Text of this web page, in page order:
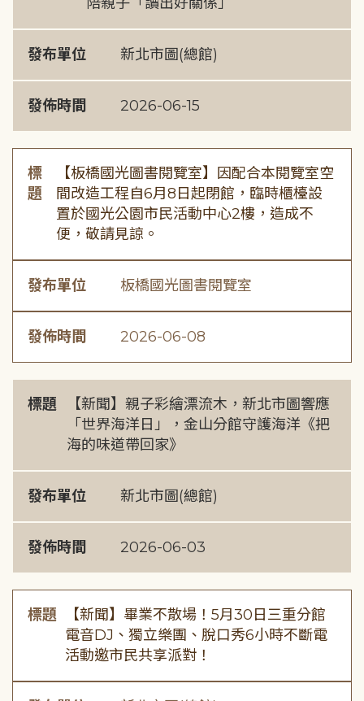
發布單位 新北市圖(總館)
發佈時間 2026-06-15
標
題
【板橋國光圖書閱覽室】因配合本閱覽室空
間改造工程自6月8日起閉館，臨時櫃檯設
置於國光公園市民活動中心2樓，造成不
便，敬請見諒。
發布單位 板橋國光圖書閱覽室
發佈時間 2026-06-08
標題
【新聞】親子彩繪漂流木，新北市圖響應
「世界海洋日」，金山分館守護海洋《把
海的味道帶回家》
發布單位 新北市圖(總館)
發佈時間 2026-06-03
標題
【新聞】畢業不散場！5月30日三重分館
電音DJ、獨立樂團、脫口秀6小時不斷電
活動邀市民共享派對！